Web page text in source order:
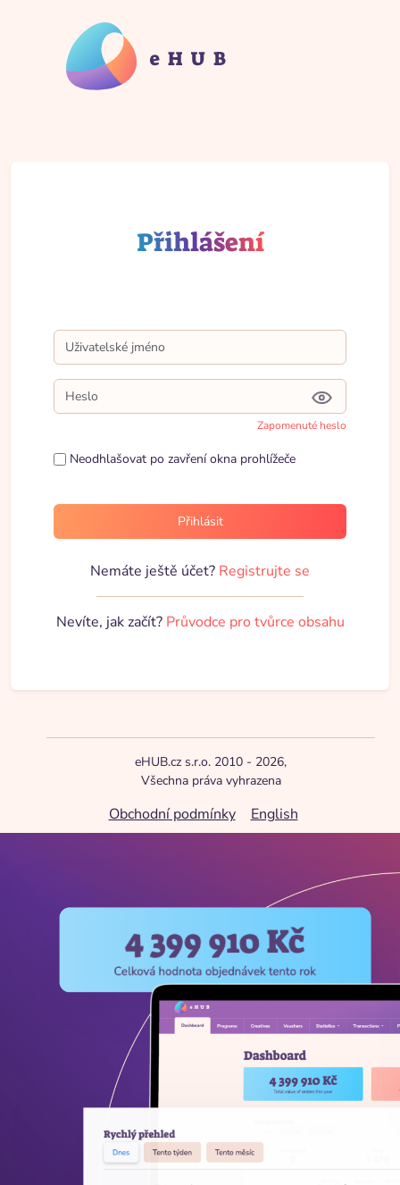
Přihlášení
Zapomenuté heslo
Neodhlašovat po zavření okna prohlížeče
Přihlásit
Nemáte ještě účet? Registrujte se
Nevíte, jak začít? Průvodce pro tvůrce obsahu
eHUB.cz s.r.o. 2010 - 2026,
Všechna práva vyhrazena
Obchodní podmínky English